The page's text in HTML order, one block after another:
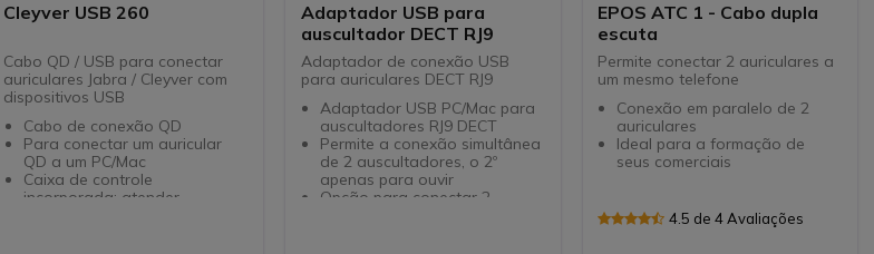
Cleyver USB 260
Cabo QD / USB para conectar
auriculares Jabra / Cleyver com
dispositivos USB
Cabo de conexão QD
Para conectar um auricular
QD a um PC/Mac
Caixa de controle
incorporada: atender
Adaptador USB para
auscultador DECT RJ9
Adaptador de conexão USB
para auriculares DECT RJ9
Adaptador USB PC/Mac para
auscultadores RJ9 DECT
Permite a conexão simultânea
de 2 auscultadores, o 2º
apenas para ouvir
Opção para conectar 2
EPOS ATC 1 - Cabo dupla
escuta
Permite conectar 2 auriculares a
um mesmo telefone
Conexão em paralelo de 2
auriculares
Ideal para a formação de
seus comerciais
4.5 de 4 Avaliações